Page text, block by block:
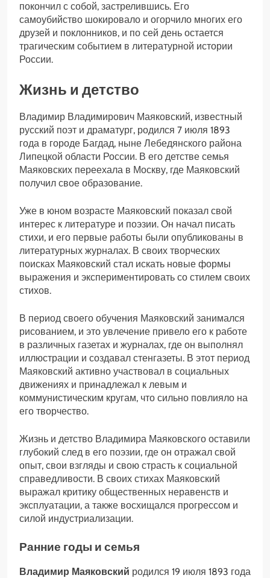
покончил с собой, застрелившись. Его
самоубийство шокировало и огорчило многих его
друзей и поклонников, и по сей день остается
трагическим событием в литературной истории
России.
Жизнь и детство
Владимир Владимирович Маяковский, известный
русский поэт и драматург, родился 7 июля 1893
года в городе Багдад, ныне Лебедянского района
Липецкой области России. В его детстве семья
Маяковских переехала в Москву, где Маяковский
получил свое образование.
Уже в юном возрасте Маяковский показал свой
интерес к литературе и поэзии. Он начал писать
стихи, и его первые работы были опубликованы в
литературных журналах. В своих творческих
поисках Маяковский стал искать новые формы
выражения и экспериментировать со стилем своих
стихов.
В период своего обучения Маяковский занимался
рисованием, и это увлечение привело его к работе
в различных газетах и журналах, где он выполнял
иллюстрации и создавал стенгазеты. В этот период
Маяковский активно участвовал в социальных
движениях и принадлежал к левым и
коммунистическим кругам, что сильно повлияло на
его творчество.
Жизнь и детство Владимира Маяковского оставили
глубокий след в его поэзии, где он отражал свой
опыт, свои взгляды и свою страсть к социальной
справедливости. В своих стихах Маяковский
выражал критику общественных неравенств и
эксплуатации, а также восхищался прогрессом и
силой индустриализации.
Ранние годы и семья
Владимир Маяковский родился 19 июля 1893 года